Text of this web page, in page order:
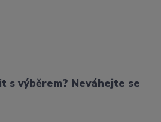
s výběrem? Neváhejte se